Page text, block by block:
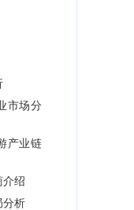
市场分
产业链
介绍
分析